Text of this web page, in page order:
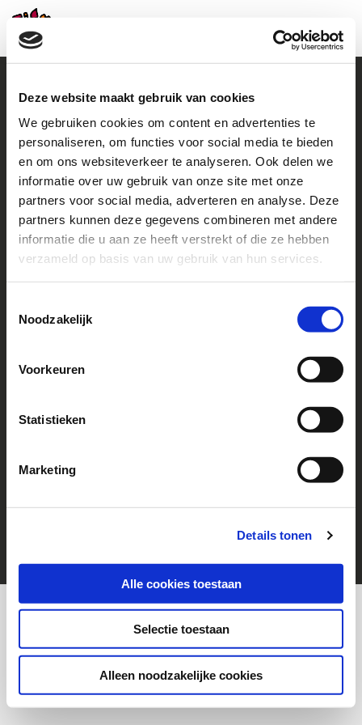
Deze website maakt gebruik van cookies
We gebruiken cookies om content en advertenties te
personaliseren, om functies voor social media te bieden
en om ons websiteverkeer te analyseren. Ook delen we
informatie over uw gebruik van onze site met onze
partners voor social media, adverteren en analyse. Deze
partners kunnen deze gegevens combineren met andere
informatie die u aan ze heeft verstrekt of die ze hebben
verzameld op basis van uw gebruik van hun services.
Noodzakelijk
Voorkeuren
Statistieken
Marketing
Details tonen
Alle cookies toestaan
Selectie toestaan
Alleen noodzakelijke cookies
Contact
+31 (0)38 460 46 48
howto@helpachild.org
Facebook
LinkedIn
Go to
Contact us